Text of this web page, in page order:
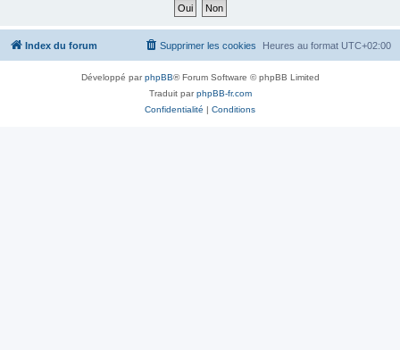
h
Index du forum Heures au format UTC+02:00
Supprimer les cookies
Développé parphpBB® Forum Software © phpBB Limited
Traduit parphpBB-fr.com
Confidentialité | Conditions